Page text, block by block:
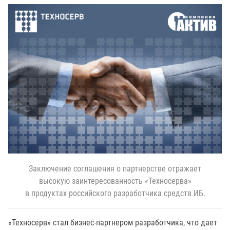
Заключение соглашения о партнерстве отражает
высокую заинтересованность «Техносерва»
в продуктах российского разработчика средств ИБ.
«Техносерв» стал бизнес-партнером разработчика, что дает